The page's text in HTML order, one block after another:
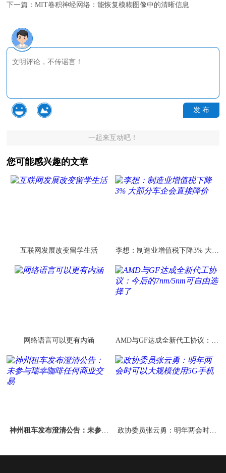
下一篇：MIT卷积神经网络：能恢复模糊图像中的清晰信息
发 布
一起来互动吧！
您可能感兴趣的文章
互联网发展改变留学生活
李想：制造业增值税下降3% 大部
网络语言可以更有内涵
AMD与GF达成全新代工协议：今
神州租车发布澄清公告：未参与
政协委员张云勇：明年两会时可